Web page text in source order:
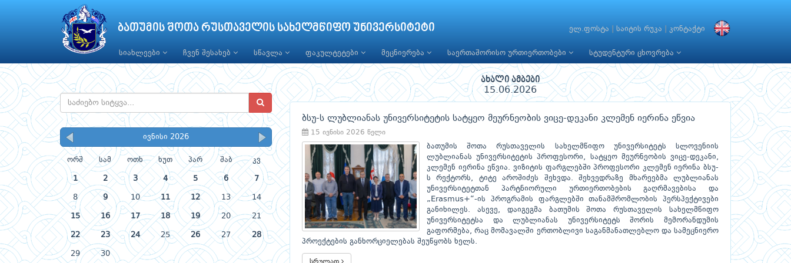
ბათუმის შოთა რუსთაველის სახელმწიფო უნივერსიტეტი ელ.ფოსტა საიტის რუკა კონტაქტი
სიახლეები ჩვენ შესახებ სწავლა ფაკულტეტები მეცნიერება საერთაშორისო ურთიერთობები სტუდენტური ცხოვრება
ივნისი 2026
ორშ სამ ოთხ ხუთ პარ შაბ კვ
1 2 3 4 5 6 7
8 9 10 11 12 13 14
15 16 17 18 19 20 21
22 23 24 25 26 27 28
29 30
ახალი ამბები
15.06.2026
ბსუ-ს ლუბლიანას უნივერსიტეტის სატყეო მეურნეობის ვიცე-დეკანი კლემენ იერინა ეწვია
15 ივნისი 2026 წელი
ბათუმის შოთა რუსთაველის სახელმწიფო უნივერსიტეტს სლოვენიის
ლუბლიანას უნივერსიტეტის პროფესორი, სატყეო მეურნეობის ვიცე-დეკანი,
კლემენ იერინა ეწვია. ვიზიტის ფარგლებში პროფესორი კლემენ იერინა ბსუ-
ს რექტორს, ტიტე აროშიძეს შეხვდა. შეხვედრაზე მხარეებმა ლუბლიანას
უნივერსიტეტთან პარტნიორული ურთიერთობების გაღრმავებისა და
„Erasmus+“-ის პროგრამის ფარგლებში თანამშრომლობის პერსპექტივები
განიხილეს. ასევე, დაიგეგმა ბათუმის შოთა რუსთაველის სახელმწიფო
უნივერსიტეტსა და ლუბლიანას უნივერსიტეტს შორის მემორანდუმის
გაფორმება, რაც მომავალში ერთობლივი საგანმანათლებლო და სამეცნიერო
პროექტების განხორციელებას შეუწყობს ხელს.